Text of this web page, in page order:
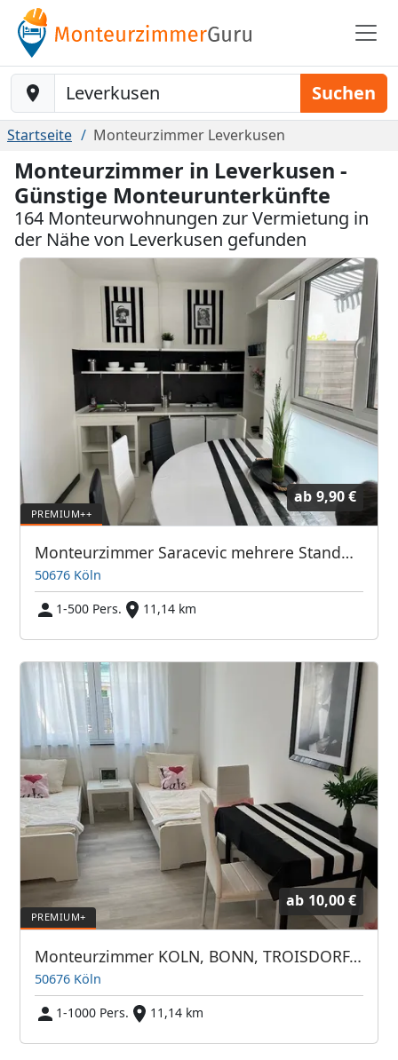
Baustelle-Location Suchen
Startseite Monteurzimmer Leverkusen
Monteurzimmer in Leverkusen -
Günstige Monteurunterkünfte
164 Monteurwohnungen zur Vermietung in
der Nähe von Leverkusen gefunden
ab 9,90 €
Monteurzimmer Saracevic mehrere Standorte
50676 Köln
1-500 Pers.
11,14 km
ab 10,00 €
Monteurzimmer KOLN, BONN, TROISDORF, OVERATH, WESSELING, PORZ, ZENTRUM
50676 Köln
1-1000 Pers.
11,14 km